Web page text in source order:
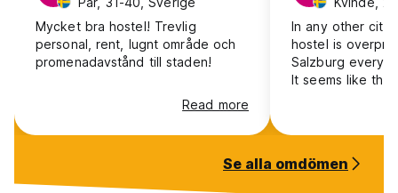
Mycket bra hostel! Trevlig
personal, rent, lugnt område och
promenadavstånd till staden!
Read more
In any other city
hostel is
Salzburg
It seems like this
The location
center. The staff was helpful and
Se alla omdömen